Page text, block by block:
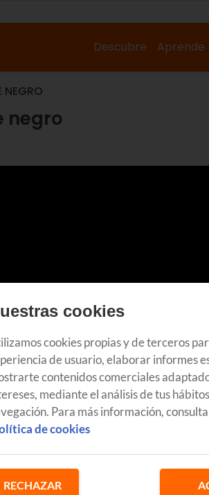
Descubre Aprende
NEGRO
negro
Nostradamus, es la
nueva tendencia en
objeto de deseo al que se han sumado
cookies
cookies propias y de terceros
de usuario, elaborar informes
contenidos comerciales
mediante el análisis de tus
Para más información,
de cookies
RECHAZAR